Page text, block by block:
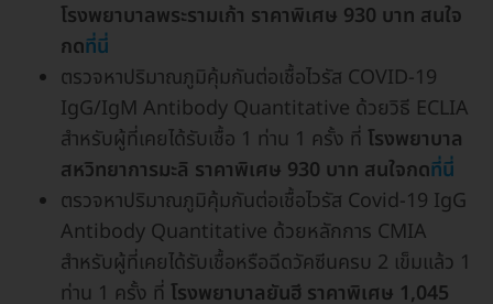
โรงพยาบาลพระรามเก้า ราคาพิเศษ 930 บาท สนใจ
กดที่นี่
ตรวจหาปริมาณภูมิคุ้มกันต่อเชื้อไวรัส COVID-19
IgG/IgM Antibody Quantitative ด้วยวิธี ECLIA
สำหรับผู้ที่เคยได้รับเชื้อ 1 ท่าน 1 ครั้ง ที่ โรงพยาบาล
สหวิทยาการมะลิ ราคาพิเศษ 930 บาท สนใจกดที่นี่
ตรวจหาปริมาณภูมิคุ้มกันต่อเชื้อไวรัส Covid-19 IgG
Antibody Quantitative ด้วยหลักการ CMIA
สำหรับผู้ที่เคยได้รับเชื้อหรือฉีดวัคซีนครบ 2 เข็มแล้ว 1
ท่าน 1 ครั้ง ที่ โรงพยาบาลยันฮี ราคาพิเศษ 1,045